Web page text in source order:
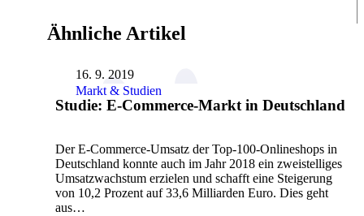
Ähnliche Artikel
16. 9. 2019
Markt & Studien
Studie: E-Commerce-Markt in Deutschland
Der E-Commerce-Umsatz der Top-100-Onlineshops in
Deutschland konnte auch im Jahr 2018 ein zweistelliges
Umsatzwachstum erzielen und schafft eine Steigerung
von 10,2 Prozent auf 33,6 Milliarden Euro. Dies geht
aus…